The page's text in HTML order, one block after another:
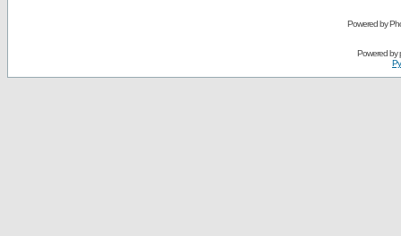
Powered by
Powered by